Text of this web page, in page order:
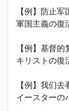
【例】防止
軍国主義の復
【例】基督的
キリストの復
【例】我们去
イースターの